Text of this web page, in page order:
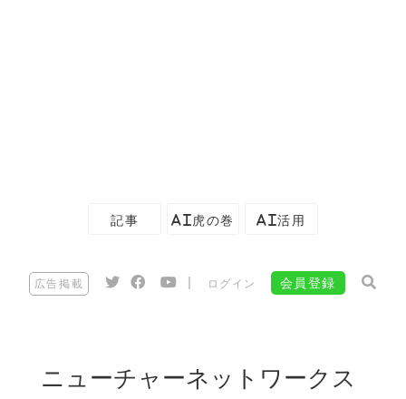
記事 AI虎の巻 AI活用
広告掲載 ログイン 会員登録
ニューチャーネットワークス